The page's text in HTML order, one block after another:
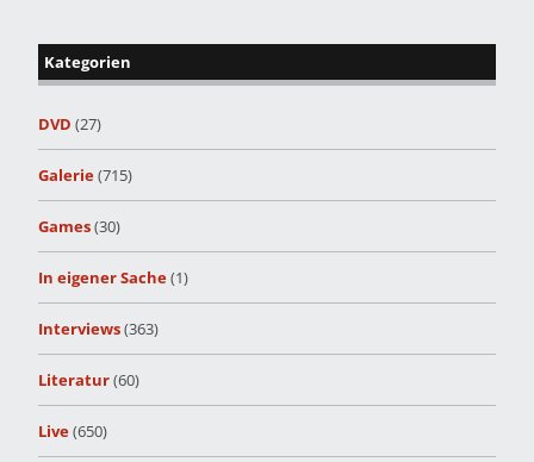
Kategorien
DVD (27)
Galerie(715)
Games(30)
In eigener Sache(1)
Interviews(363)
Literatur(60)
Live(650)